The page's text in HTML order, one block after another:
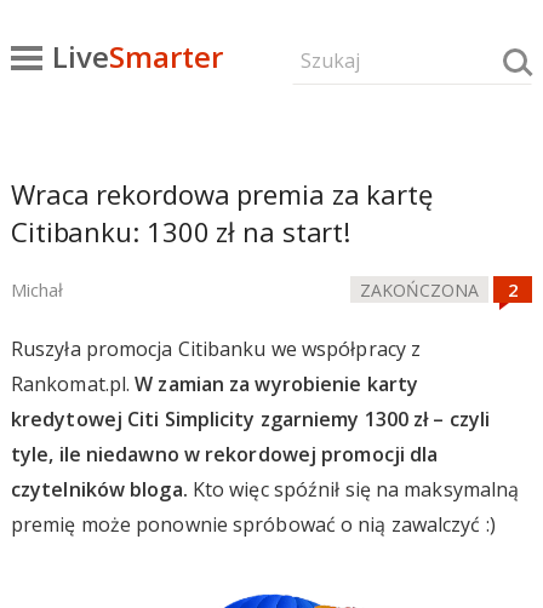
LiveSmarter
Wraca rekordowa premia za kartę
Citibanku: 1300 zł na start!
Michał ZAKOŃCZONA
Ruszyła promocja Citibanku we współpracy z
Rankomat.pl.W zamian za wyrobienie karty
kredytowej Citi Simplicity zgarniemy 1300 zł – czyli
tyle, ile niedawno w rekordowej promocji dla
czytelników bloga. Kto więc spóźnił się na maksymalną
premię może ponownie spróbować o nią zawalczyć :)